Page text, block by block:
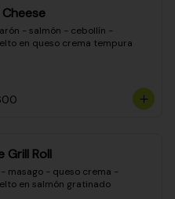
- salmón - cebollín -
en queso crema tempura
Grill Roll
- masago - queso crema -
en salmón gratinado